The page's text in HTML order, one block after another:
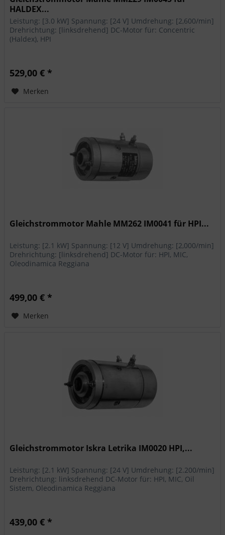
HALDEX...
Leistung: [3.0 kW] Spannung: [24 V] Umdrehung: [2,600/min]
Drehrichtung: [linksdrehend] DC-Motor für: Concentric
(Haldex), HPI
529,00 € *
Merken
Gleichstrommotor Mahle MM262 IM0041 für HPI...
Leistung: [2.1 kW] Spannung: [12 V] Umdrehung: [2,000/min]
Drehrichtung: [linksdrehend] DC-Motor für: HPI, MIC,
Oleodinamica Reggiana
499,00 € *
Merken
Gleichstrommotor Iskra Letrika IM0020 HPI,...
Leistung: [2.1 kW] Spannung: [24 V] Umdrehung: [2.200/min]
Drehrichtung: linksdrehend DC-Motor für: HPI, MIC, Oil
Sistem, Oleodinamica Reggiana
439,00 € *